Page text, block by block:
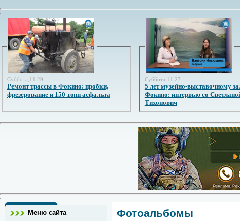
Суббота,11:29
Ремонт трассы в Фокино: пробки,
фрезерование и 150 тонн асфальта
Суббота,11:27
5 лет музейно-выставочному
Фокино: интервью со
Тихонович
Меню сайта
Фотоальбомы